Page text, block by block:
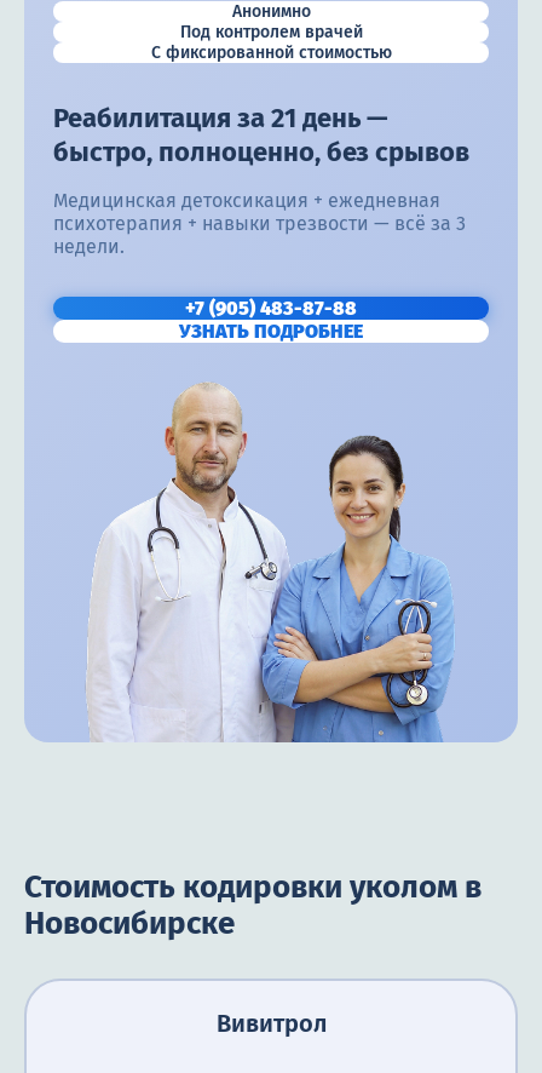
Анонимно
Под контролем врачей
С фиксированной стоимостью
Реабилитация за 21 день —
быстро, полноценно, без срывов
Медицинская детоксикация + ежедневная
психотерапия + навыки трезвости — всё за 3
недели.
+7 (905) 483-87-88
УЗНАТЬ ПОДРОБНЕЕ
Стоимость кодировки уколом в
Новосибирске
Вивитрол